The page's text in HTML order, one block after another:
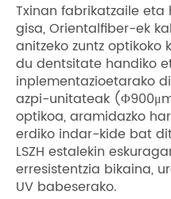
Txinan fabrikatzaile eta
gisa, Orientalfiber-ek
anitzeko zuntz
du dentsitate handiko
inplementazioetarako
azpi-unitateak
optikoa, aramidazko
erdiko indar-kide bat
LSZH estalekin
erresistentzia bikaina,
UV babeserako.